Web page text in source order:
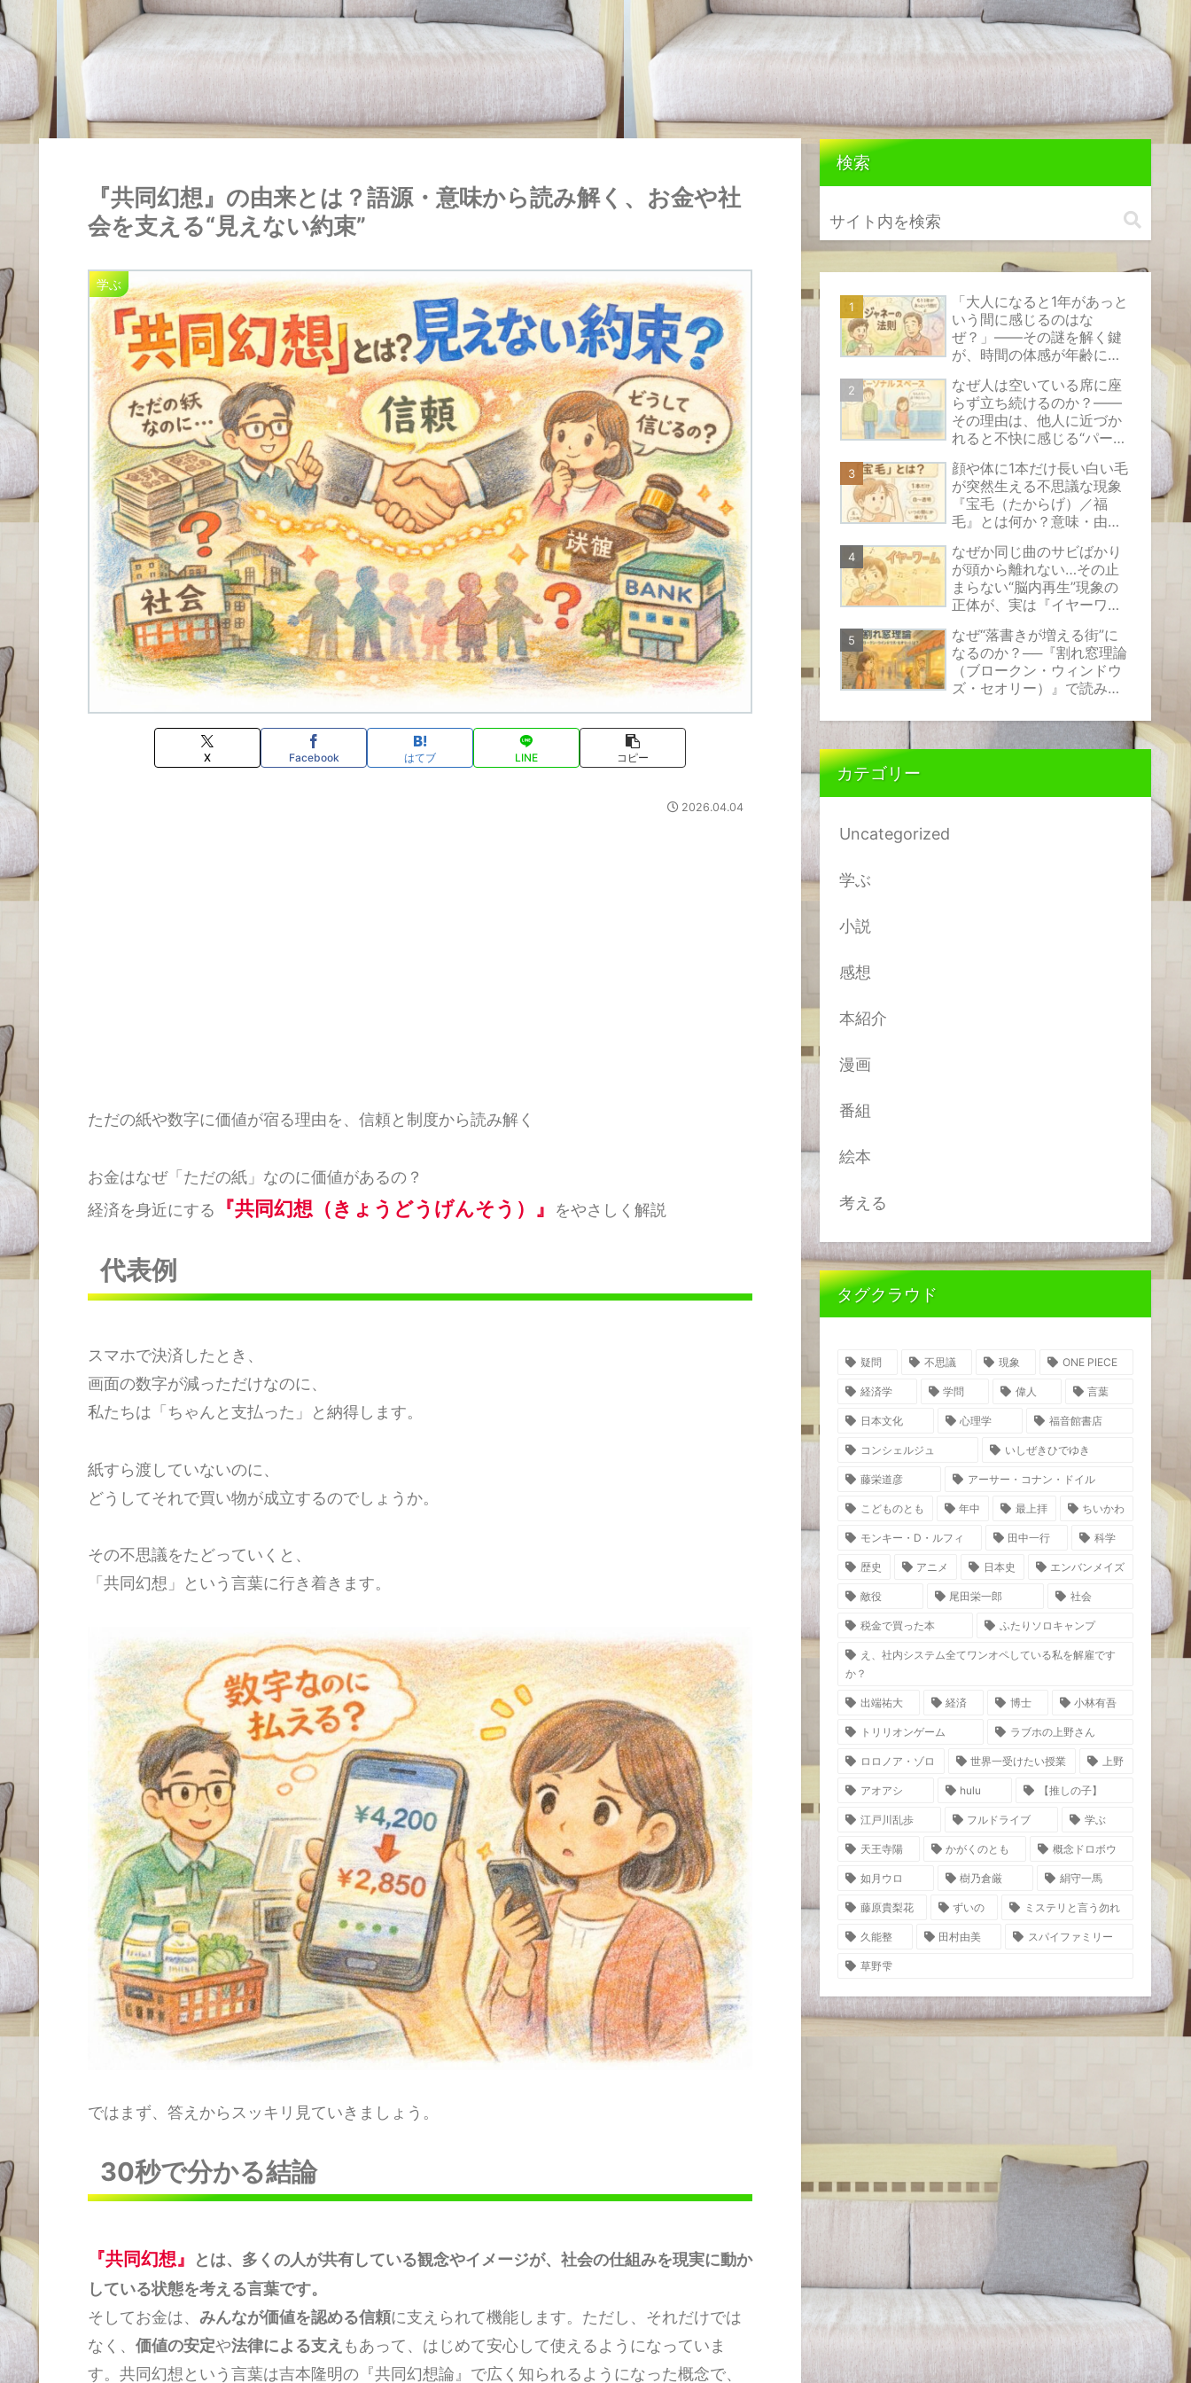
『共同幻想』の由来とは？語源・意味から読み解く、お金や社
会を支える“見えない約束”
学ぶ
X Facebook はてブ LINE コピー
2026.04.04
ただの紙や数字に価値が宿る理由を、信頼と制度から読み解く
お金はなぜ「ただの紙」なのに価値があるの？
経済を身近にする
『共同幻想（きょうどうげんそう）』 をやさしく解説
代表例
スマホで決済したとき、
画面の数字が減っただけなのに、
私たちは「ちゃんと支払った」と納得します。
紙すら渡していないのに、
どうしてそれで買い物が成立するのでしょうか。
その不思議をたどっていくと、
「共同幻想」という言葉に行き着きます。
ではまず、答えからスッキリ見ていきましょう。
30秒で分かる結論
『共同幻想』
とは、多くの人が共有している観念やイメージが、社会の仕組みを現実に動か
している状態を考える言葉です。
そしてお金は、 みんなが価値を認める信頼に支えられて機能します。ただし、それだけでは
なく、 価値の安定や法律による支え もあって、はじめて安心して使えるようになっていま
す。共同幻想という言葉は吉本隆明の『共同幻想論』で広く知られるようになった概念で、
検索
「大人になると1年があっと
いう間に感じるのはな
ぜ？」――その謎を解く鍵
が、時間の体感が年齢によ
ャネーの法則』です。
なぜ人は空いている席に座
らず立ち続けるのか？――
その理由は、他人に近づか
れると不快に感じる“パーソ
い心のバリアにあります。
顔や体に1本だけ長い白い毛
が突然生える不思議な現象
『宝毛（たからげ）／福
毛』とは何か？意味・由
きる対処法をやさしく解説
なぜか同じ曲のサビばかり
が頭から離れない…その止
まらない“脳内再生”現象の
正体が、実は『イヤーワー
す。
なぜ“落書きが増える街”に
なるのか？──『割れ窓理論
（ブロークン・ウィンドウ
ズ・セオリー）』で読み解
インの正体
カテゴリー
Uncategorized
学ぶ
小説
感想
本紹介
漫画
番組
絵本
考える
タグクラウド
疑問 不思議 現象 ONE PIECE
経済学 学問 偉人 言葉
日本文化 心理学 福音館書店
コンシェルジュ いしぜきひでゆき
藤栄道彦 アーサー・コナン・ドイル
こどものとも 年中 最上拝 ちいかわ
モンキー・D・ルフィ 田中一行 科学
歴史 アニメ 日本史 エンバンメイズ
敵役 尾田栄一郎 社会
税金で買った本 ふたりソロキャンプ
え、社内システム全てワンオペしている私を解雇です
か？
出端祐大 経済 博士 小林有吾
トリリオンゲーム ラブホの上野さん
ロロノア・ゾロ 世界一受けたい授業 上野
アオアシ hulu 【推しの子】
江戸川乱歩 フルドライブ 学ぶ
天王寺陽 かがくのとも 概念ドロボウ
如月ウロ 樹乃倉厳 絹守一馬
藤原貴梨花 ずいの ミステリと言う勿れ
久能整 田村由美 スパイファミリー
草野雫